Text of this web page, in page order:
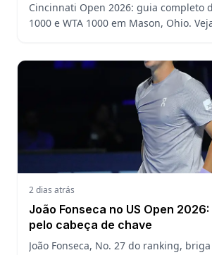
Cincinnati Open 2026: guia completo
1000 e WTA 1000 em Mason, Ohio.
2 dias atrás
João Fonseca no US Open
pelo cabeça de chave
João Fonseca, No. 27 do ranking,